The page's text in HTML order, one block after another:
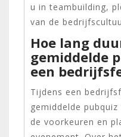
u in teambuilding,
van de
Hoe lang
gemiddelde
een
Tijdens een
gemiddelde
de voorkeuren en